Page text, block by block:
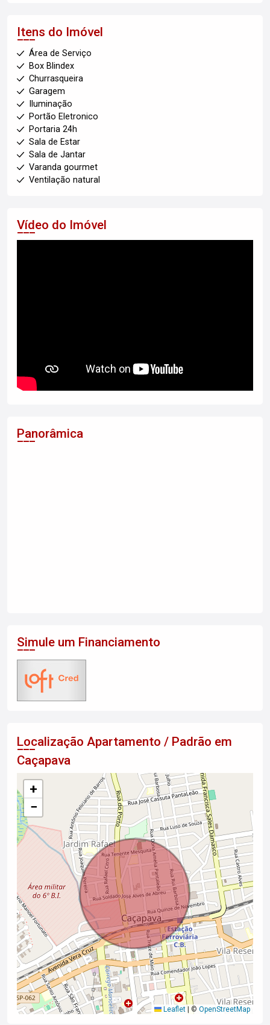
Itens do Imóvel
Área de Serviço
Box Blindex
Churrasqueira
Garagem
Iluminação
Portão Eletronico
Portaria 24h
Sala de Estar
Sala de Jantar
Varanda gourmet
Ventilação natural
Vídeo do Imóvel
Panorâmica
Simule um Financiamento
Localização Apartamento / Padrão em
Caçapava
+
−
Leaflet | © OpenStreetMap